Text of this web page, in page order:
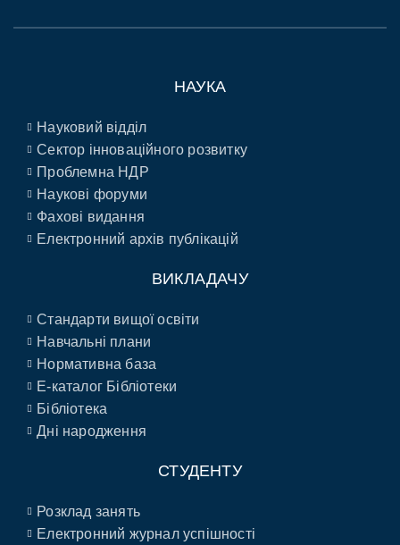
НАУКА
Науковий відділ
Сектор інноваційного розвитку
Проблемна НДР
Наукові форуми
Фахові видання
Електронний архів публікацій
ВИКЛАДАЧУ
Стандарти вищої освіти
Навчальні плани
Нормативна база
E-каталог Бібліотеки
Бібліотека
Дні народження
СТУДЕНТУ
Розклад занять
Електронний журнал успішності